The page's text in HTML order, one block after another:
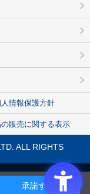
情報保護方針
販売に関する表示
ALL RIGHTS
PC
承諾する